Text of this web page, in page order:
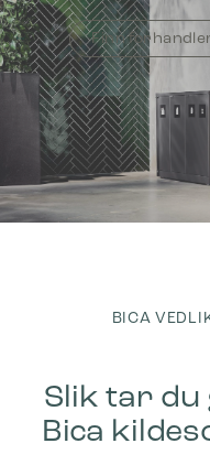
Skip
to
content
Finn
BICA
Slik tar du
Bica